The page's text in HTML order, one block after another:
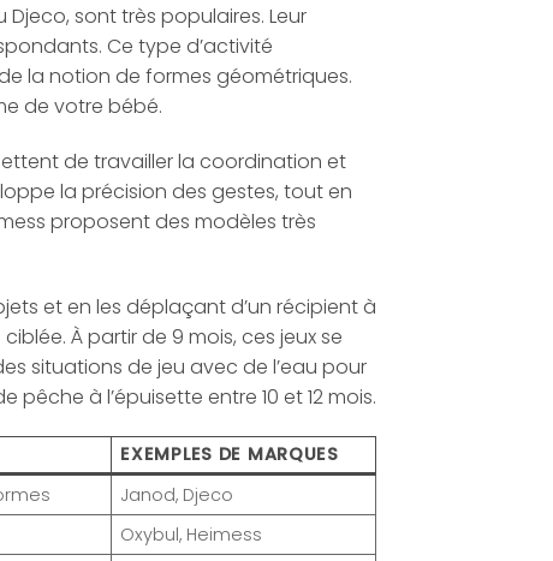
sont très populaires. Leur
Ce type d’activité
la notion de formes géométriques.
de votre bébé.
de travailler la coordination et
la précision des gestes, tout en
proposent des modèles très
et en les déplaçant d’un récipient à
À partir de 9 mois, ces jeux se
situations de jeu avec de l’eau pour
à l’épuisette entre 10 et 12 mois.
EXEMPLES DE MARQUES
Janod, Djeco
Oxybul, Heimess